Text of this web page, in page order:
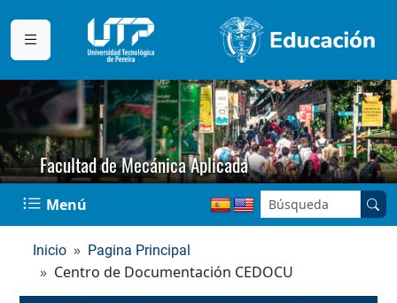
Facultad de Mecánica Aplicada
Menú Buscar en el sitio:
Inicio Pagina Principal
Centro de Documentación CEDOCU